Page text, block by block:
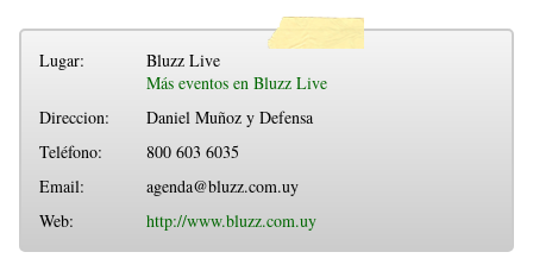
Lugar:
Bluzz Live
Más eventos en Bluzz Live
Direccion:
Daniel Muñoz y Defensa
Teléfono:
800 603 6035
Email:
agenda@bluzz.com.uy
Web:
http://www.bluzz.com.uy